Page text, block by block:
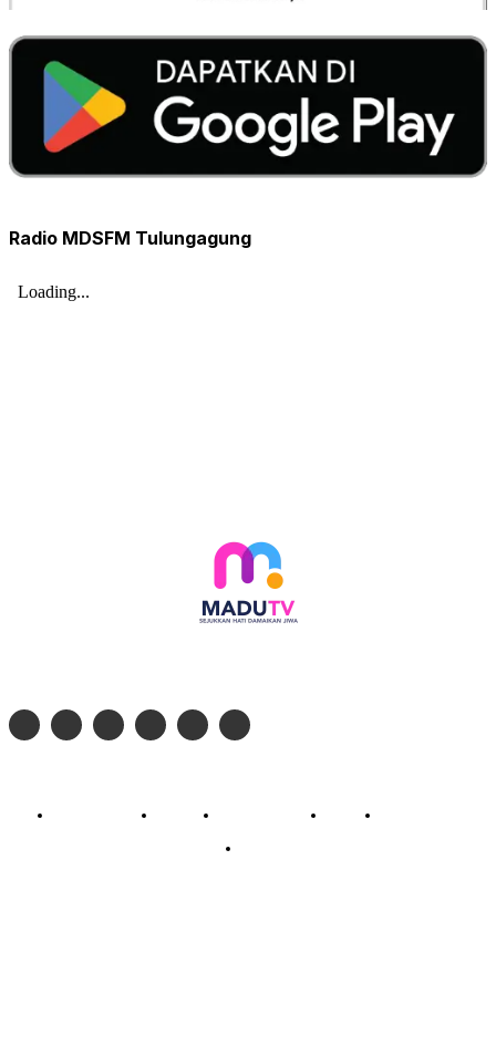
Radio MDSFM Tulungagung
Profil Madu TV Redaksi Pedoman Siber Kontak